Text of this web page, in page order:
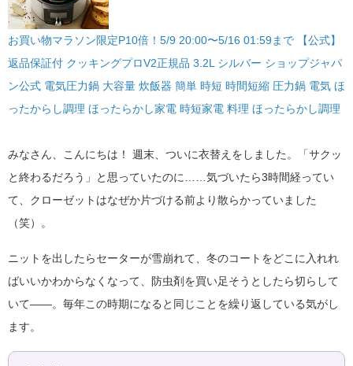
お買い物マラソン限定P10倍！5/9 20:00〜5/16 01:59まで 【公式】
返品保証付 クッキングプロV2正規品 3.2L シルバー ショップジャパ
ン公式 電気圧力鍋 大容量 炊飯器 簡単 時短 時間短縮 圧力鍋 電気 ほ
ったからし調理 ほったらかし家電 時短家電 料理 ほったらかし調理
みなさん、こんにちは！ 週末、ついに衣替えをしました。「サクッ
と終わるだろう」と思っていたのに……気づいたら3時間経ってい
て、クローゼットはなぜか片づける前より散らかっていました
（笑）。
ニットを出したらセーターが雪崩れて、冬のコートをどこに入れれ
ばいいかわからなくなって、防虫剤を買い足そうとしたら切らして
いて——。毎年この時期になると同じことを繰り返している気がし
ます。